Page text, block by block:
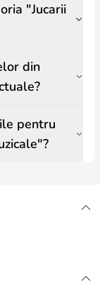
"Jucarii
din
pentru